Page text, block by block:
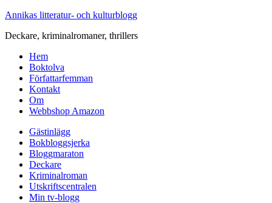
Annikas litteratur- och kulturblogg
Deckare, kriminalromaner, thrillers
Hem
Boktolva
Författarfemman
Kontakt
Om
Webbshop Amazon
Gästinlägg
Bokbloggsjerka
Bloggmaraton
Deckare
Kriminalroman
Utskriftscentralen
Min tv-blogg